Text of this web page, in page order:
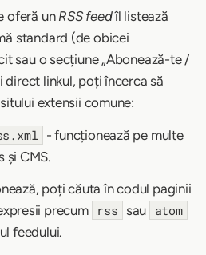
oferă un RSS feedîl listează
standard (de obicei
sau o secțiune „Abonează-te /
direct linkul, poți încerca să
extensii comune:
- funcționează pe multe
și CMS.
poți căuta în codul paginii
precum rss sau atom
feedului.